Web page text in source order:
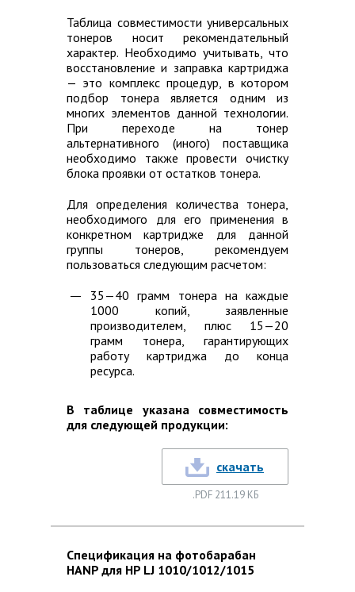
Таблица совместимости универсальных
тонеров носит рекомендательный
характер. Необходимо учитывать, что
восстановление и заправка картриджа
— это комплекс процедур, в котором
подбор тонера является одним из
многих элементов данной технологии.
При переходе на тонер
альтернативного (иного) поставщика
необходимо также провести очистку
блока проявки от остатков тонера.
Для определения количества тонера,
необходимого для его применения в
конкретном картридже для данной
группы тонеров, рекомендуем
пользоваться следующим расчетом:
35—40 грамм тонера на каждые
1000 копий, заявленные
производителем, плюс 15—20
грамм тонера, гарантирующих
работу картриджа до конца
ресурса.
В таблице указана совместимость
для следующей продукции:
скачать
.PDF 211.19 КБ
Спецификация на фотобарабан
HANP для HP LJ 1010/1012/1015